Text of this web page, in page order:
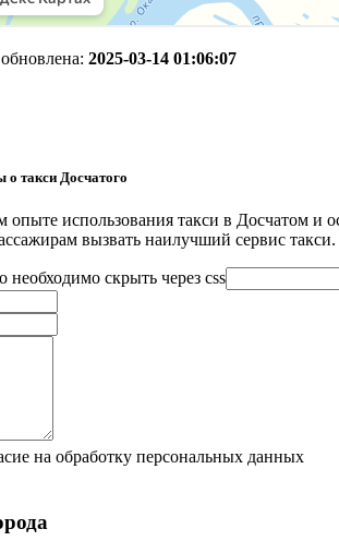
2025-03-14 01:06:07
такси Досчатого
опыте использования такси в Досчатом и
вызвать наилучший сервис такси.
скрыть через css
на обработку персональных данных